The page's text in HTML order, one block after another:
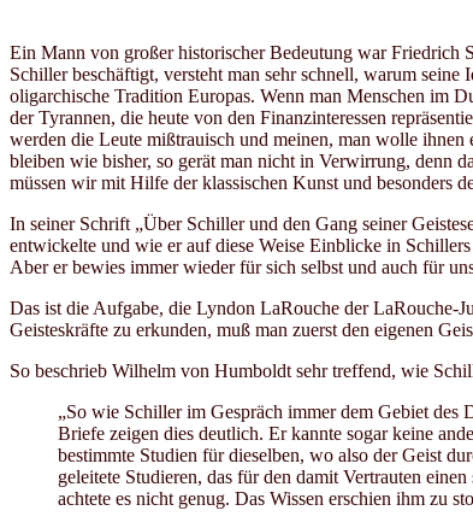
Ein Mann von großer historischer Bedeutung war Friedrich
Schiller beschäftigt, versteht man sehr schnell, warum
oligarchische Tradition Europas. Wenn man Menschen im
der Tyrannen, die heute von den Finanzinteressen
werden die Leute mißtrauisch und meinen, man wolle
bleiben wie bisher, so gerät man nicht in Verwirrung, denn
müssen wir mit Hilfe der klassischen Kunst und besonders
In seiner Schrift „Über Schiller und den Gang seiner
entwickelte und wie er auf diese Weise Einblicke in
Aber er bewies immer wieder für sich selbst und auch für
Das ist die Aufgabe, die Lyndon LaRouche der LaRouche-
Geisteskräfte zu erkunden, muß man zuerst den eigenen
So beschrieb Wilhelm von Humboldt sehr treffend, wie
„So wie Schiller im Gespräch immer dem Gebiet des
Briefe zeigen dies deutlich. Er kannte sogar keine
bestimmte Studien für dieselben, wo also der Geist
geleitete Studieren, das für den damit Vertrauten
achtete es nicht genug. Das Wissen erschien ihm zu